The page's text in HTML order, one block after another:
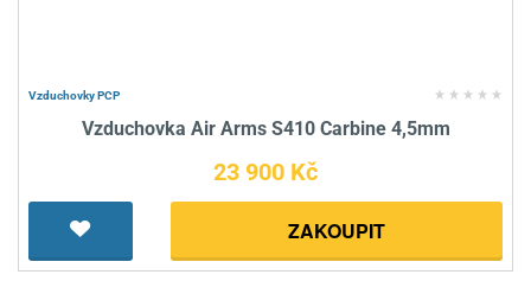
Vzduchovky PCP
Vzduchovka Air Arms S410 Carbine 4,5mm
23 900 Kč
ZAKOUPIT